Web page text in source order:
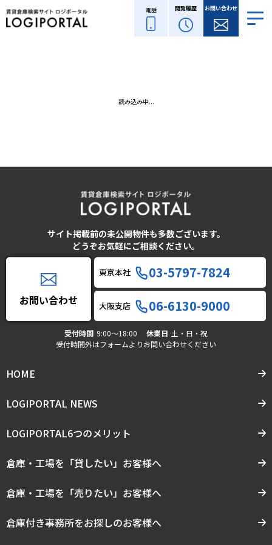
電話 閲覧履歴 お問い合わせ
読み込み中...
サイト掲載前の未公開物件も多数ございます。
どうぞお気軽にご相談ください。
お問い合わせ
東京本社 03-5797-7824
大阪支店 06-6130-9000
受付時間 9:00〜18:00 休業日 土・日・祝
受付時間外はフォームよりお問い合わせください
HOME
LOGIPORTAL NEWS
LOGIPORTAL6つのメリット
倉庫・工場を「貸したい」お客様へ
倉庫・工場を「売りたい」お客様へ
倉庫付き事務所をお探しのお客様へ